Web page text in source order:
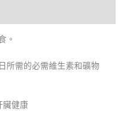
。
所需的必需維⽣素和礦物
臟健康